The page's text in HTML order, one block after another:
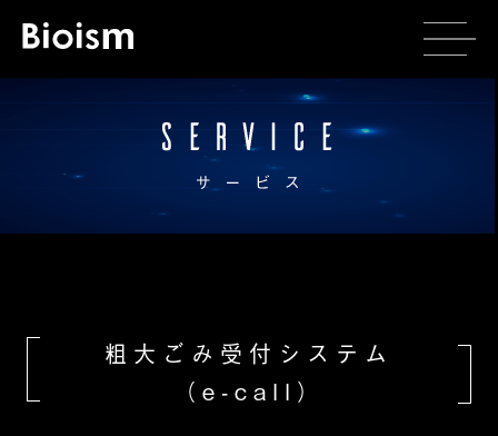
粗大ごみ受付システム
（e-call）